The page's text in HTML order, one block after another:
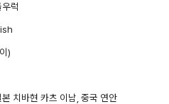
럭
)
치바현 카츠 이남, 중국 연안